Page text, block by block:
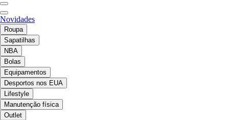
Novidades
Roupa
Sapatilhas
NBA
Bolas
Equipamentos
Desportos nos EUA
Lifestyle
Manutenção física
Outlet